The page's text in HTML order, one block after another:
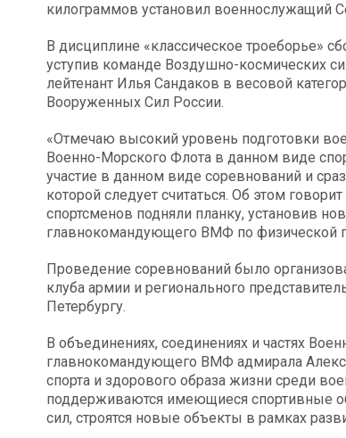
килограммов установил военнослужащий
В дисциплине «классическое троеборье»
уступив команде Воздушно-космических
лейтенант Илья Сандаков в весовой
Вооруженных Сил России.
«Отмечаю высокий уровень подготовки
Военно-Морского Флота в данном виде
участие в данном виде соревнований и
которой следует считаться. Об этом
спортсменов подняли планку, установив
главнокомандующего ВМФ по физической
Проведение соревнований было
клуба армии и регионального
Петербургу.
В объединениях, соединениях и частях
главнокомандующего ВМФ адмирала
спорта и здорового образа жизни среди
поддерживаются имеющиеся спортивные
сил, строятся новые объекты в рамках